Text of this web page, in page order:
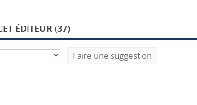
ÉDITEUR (37)
Faire une suggestion